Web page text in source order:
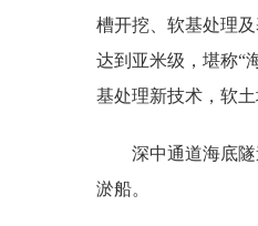
槽开挖、软基处理
达到亚米级，堪称“
基处理新技术，软
深中通道海底
淤船。